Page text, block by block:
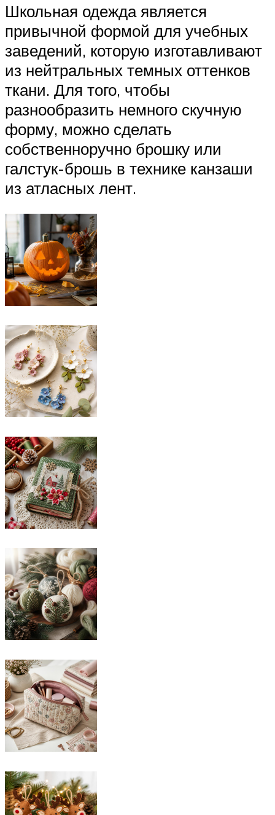
Школьная одежда является
привычной формой для учебных
заведений, которую изготавливают
из нейтральных темных оттенков
ткани. Для того, чтобы
разнообразить немного скучную
форму, можно сделать
собственноручно брошку или
галстук-брошь в технике канзаши
из атласных лент.